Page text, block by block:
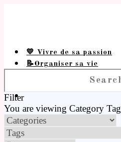
💛 Vivre de sa passion
📝Organiser sa vie
Filter
You are viewing Category Tag